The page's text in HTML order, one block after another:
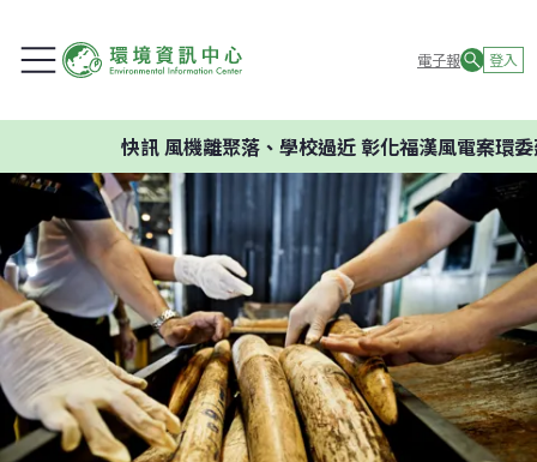
電子報 登入
風機離聚落、學校過近 彰化福漢風電案環委建議